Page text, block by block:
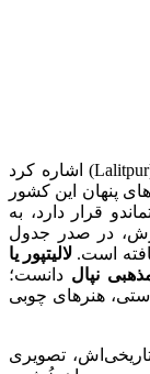
از دیگر شهرهای مهم نپال، می‎توان به لالیتپور (‏Lalitpur) اشاره کرد
پنهان این کشور
قرار دارد، به
در صدر جدول
است. لالیتپور یا
نپال دانست؛
هنرهای چوبی
تاریخی‌اش، تصویری